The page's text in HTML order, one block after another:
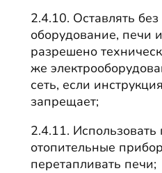
2.4.10. Оставлять
оборудование, печи
разрешено
же
сеть, если
запрещает;
2.4.11.
отопительные
перетапливать печи;